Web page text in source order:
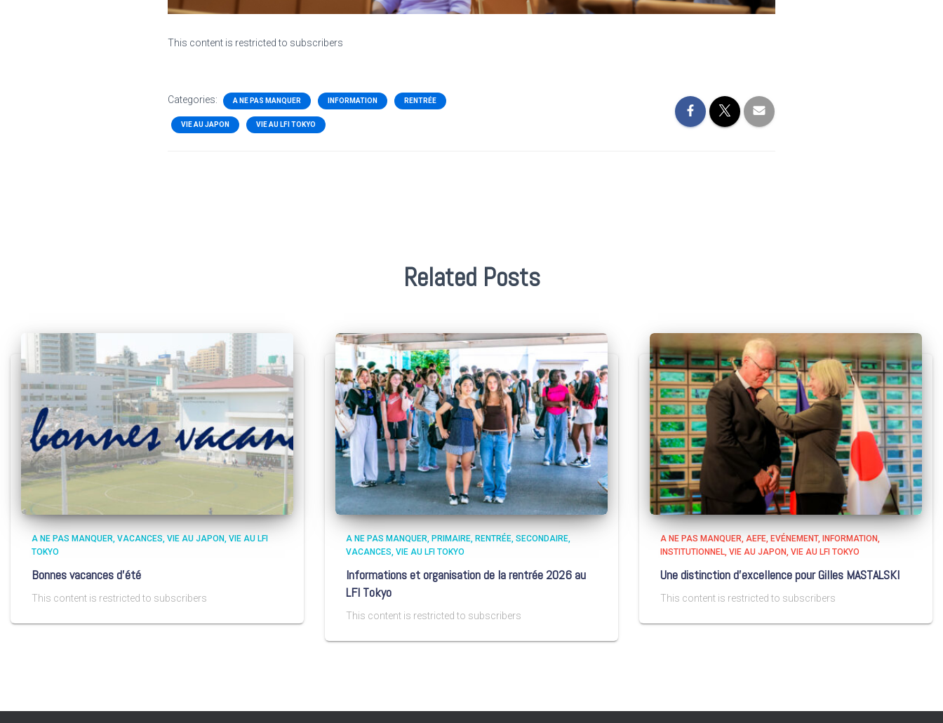
This content is restricted to subscribers
Categories: A NE PAS MANQUER INFORMATION RENTRÉE
VIE AU JAPON VIE AU LFI TOKYO
Related Posts
A NE PAS MANQUER VACANCES VIE AU JAPON VIE AU LFI
TOKYO
Bonnes vacances d’été
This content is restricted to subscribers
A NE PAS MANQUER PRIMAIRE RENTRÉE SECONDAIRE
VACANCES VIE AU LFI TOKYO
Informations et organisation de la rentrée 2026 au
LFI Tokyo
This content is restricted to subscribers
A NE PAS MANQUER AEFE EVÉNEMENT
INFORMATION
INSTITUTIONNEL VIE AU JAPON VIE AU LFI TOKYO
Une distinction d’excellence pour Gilles MASTALSKI
This content is restricted to subscribers